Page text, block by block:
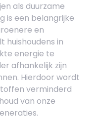
als duurzame
is een belangrijke
en
huishoudens in
energie te
afhankelijk zijn
Hierdoor wordt
verminderd
van onze